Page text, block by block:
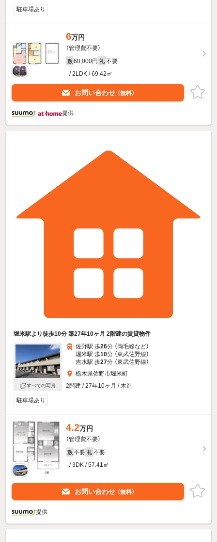
駐車場あり
6万円
（管理費不要）
敷 60,000円 礼 不要
- / 2LDK / 69.42㎡
お問い合わせ （無料）
提供
堀米駅より徒歩10分 築27年10ヶ月 2階建の賃貸物件
すべての写真
佐野駅 歩26分 （両毛線など）
堀米駅 歩10分 （東武佐野線）
吉水駅 歩27分 （東武佐野線）
栃木県佐野市堀米町
2階建 / 27年10ヶ月 / 木造
駐車場あり
4.2万円
（管理費不要）
敷 不要 礼 不要
- / 3DK / 57.41㎡
お問い合わせ （無料）
提供